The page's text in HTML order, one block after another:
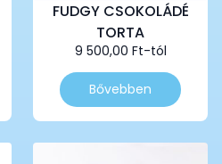
FUDGY CSOKOLÁDÉ
TORTA
9 500,00 Ft-tól
Bővebben
Ennek
a
terméknek